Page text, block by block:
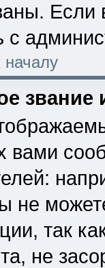
Если
с
началу
звание
вами
не
так
не